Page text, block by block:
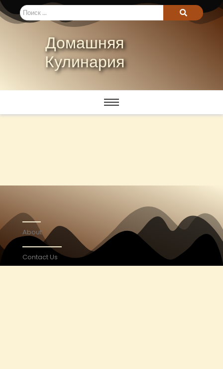
Домашняя
Кулинария
About
Contact Us